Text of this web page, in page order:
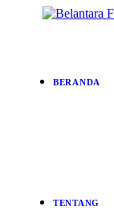
BERANDA
TENTANG